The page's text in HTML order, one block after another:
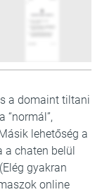
a domaint tiltani
“normál”,
lehetőség a
a chaten belül
gyakran
online